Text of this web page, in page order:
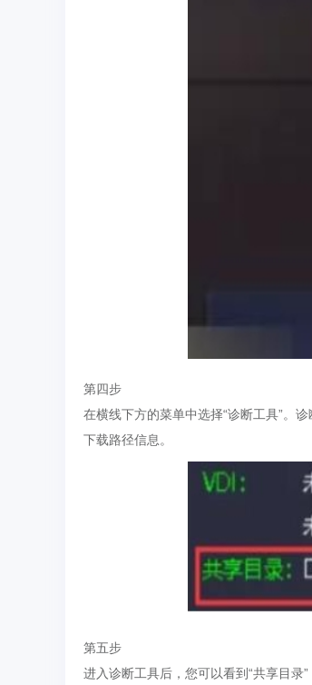
第四步
在横线下方的菜单中选择“诊断工具”。
下载路径信息。
第五步
进入诊断工具后，您可以看到“共享目